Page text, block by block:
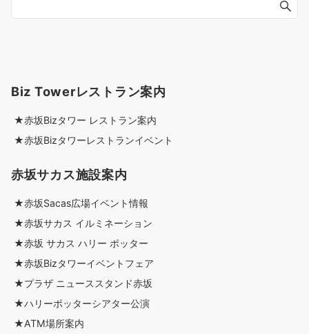
Biz Towerレストラン案内
★赤坂Bizタワー レストラン案内
★赤坂Bizタワーレストランイベント
赤坂サカス施設案内
★赤坂Sacas広場イベント情報
★赤坂サカス イルミネーション
★赤坂 サカス ハリー ポッター
★赤坂Bizタワーイベントフェア
★プラザ ニューススタンド赤坂
★ハリーポッターシアター公演
★ATM場所案内